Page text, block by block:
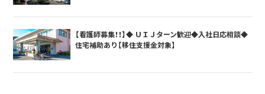
【看護師募集！！】◆ ＵＩＪターン歓迎◆入社日応相談◆
住宅補助あり【移住支援金対象】